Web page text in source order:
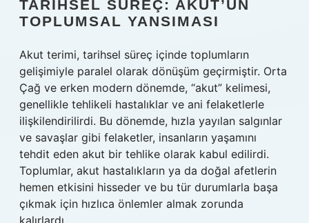
TARIHSEL SÜREÇ: AKUT’UN
TOPLUMSAL YANSIMASI
Akut terimi, tarihsel süreç içinde toplumların
gelişimiyle paralel olarak dönüşüm geçirmiştir. Orta
Çağ ve erken modern dönemde, “akut” kelimesi,
genellikle tehlikeli hastalıklar ve ani felaketlerle
ilişkilendirilirdi. Bu dönemde, hızla yayılan salgınlar
ve savaşlar gibi felaketler, insanların yaşamını
tehdit eden akut bir tehlike olarak kabul edilirdi.
Toplumlar, akut hastalıkların ya da doğal afetlerin
hemen etkisini hisseder ve bu tür durumlarla başa
çıkmak için hızlıca önlemler almak zorunda
kalırlardı.